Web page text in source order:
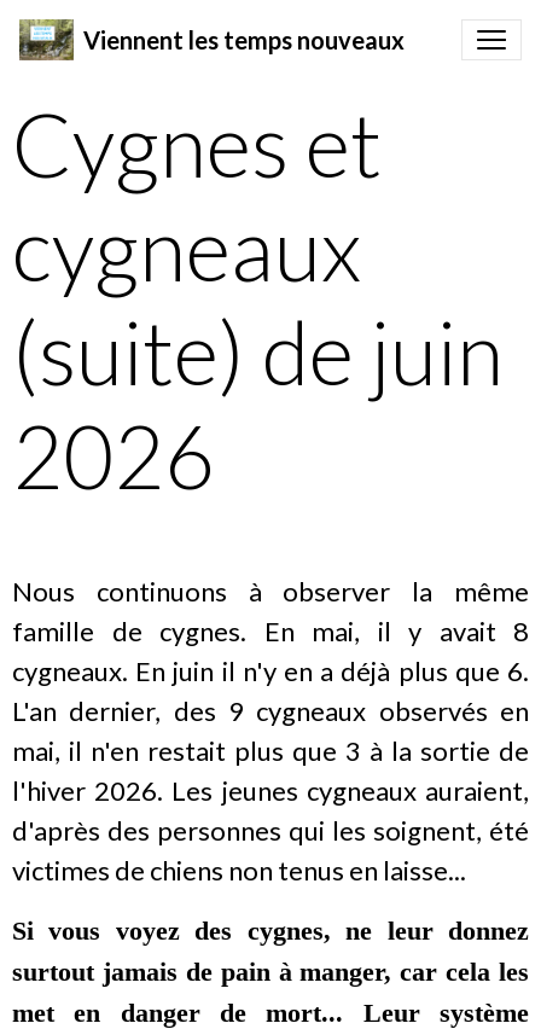
Viennent les temps nouveaux
Cygnes et
cygneaux
(suite) de juin
2026
Nous continuons à observer la même
famille de cygnes. En mai, il y avait 8
cygneaux. En juin il n'y en a déjà plus que 6.
L'an dernier, des 9 cygneaux observés en
mai, il n'en restait plus que 3 à la sortie de
l'hiver 2026. Les jeunes cygneaux auraient,
d'après des personnes qui les soignent, été
victimes de chiens non tenus en laisse...
Si vous voyez des cygnes, ne leur donnez
surtout jamais de pain à manger, car cela les
met en danger de mort... Leur système